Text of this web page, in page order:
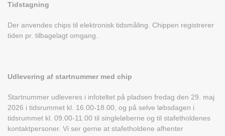
Tidstagning
Der anvendes chips til elektronisk tidsmåling. Chippen registrerer
tiden pr. tilbagelagt omgang.
Udlevering af startnummer med chip
Startnummer udleveres i infoteltet på pladsen fredag den 29. maj
2026 i tidsrummet kl. 16.00-18.00, og på selve løbsdagen i
tidsrummet kl. 09.00-11.00 til singleløberne og til stafetholdenes
kontaktpersoner. Vi ser gerne at stafetholdene afhenter